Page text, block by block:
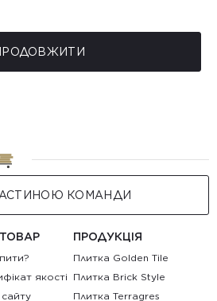
КОМАНДИ
якості
ПРОДУКЦІЯ
Плитка Golden Tile
Плитка Brick Style
Плитка Terragres